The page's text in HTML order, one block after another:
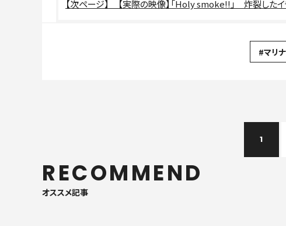
【実際の映像】「Holy smoke!!」 炸裂した
#マリ
1
RECOMMEND
オススメ記事